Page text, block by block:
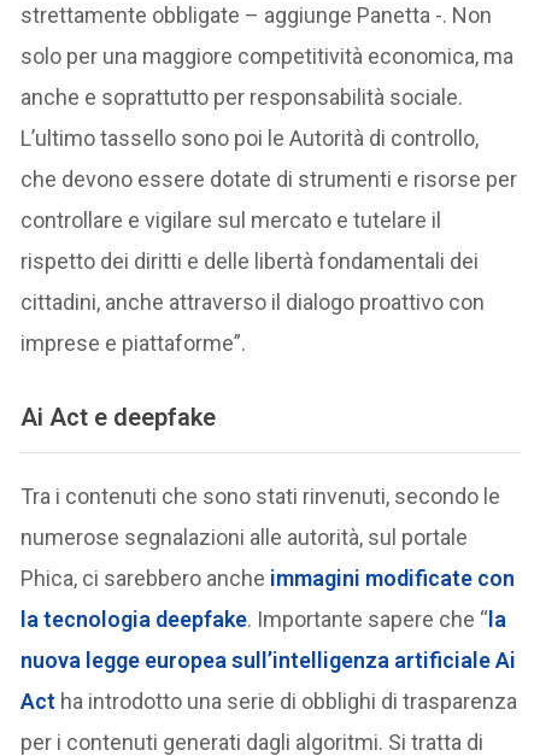
strettamente obbligate – aggiunge Panetta -. Non
solo per una maggiore competitività economica, ma
anche e soprattutto per responsabilità sociale.
L’ultimo tassello sono poi le Autorità di controllo,
che devono essere dotate di strumenti e risorse per
controllare e vigilare sul mercato e tutelare il
rispetto dei diritti e delle libertà fondamentali dei
cittadini, anche attraverso il dialogo proattivo con
imprese e piattaforme”.
Ai Act e deepfake
Tra i contenuti che sono stati rinvenuti, secondo le
numerose segnalazioni alle autorità, sul portale
Phica, ci sarebbero anche immagini modificate con
la tecnologia deepfake. Importante sapere che “la
nuova legge europea sull’intelligenza artificiale Ai
Act ha introdotto una serie di obblighi di trasparenza
per i contenuti generati dagli algoritmi. Si tratta di